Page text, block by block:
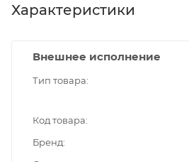
Характеристики
Внешнее исполнение
Тип товара
Код товара
Бренд